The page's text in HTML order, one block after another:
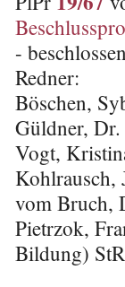
-
Redner:
Böschen,
Güldner,
Vogt,
Kohlrausch,
vom Bruch,
Pietrzok,
Bildung)